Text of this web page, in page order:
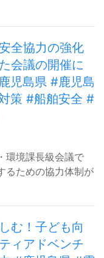
全協力の強化
会議の開催に
児島県 #鹿児島
策 #船舶安全 #
環境課長級会議で
るための協力体制が
む！子ども向
ィアドベンチ